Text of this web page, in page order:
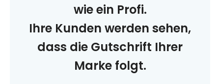
wie ein Profi.
Ihre Kunden werden sehen,
dass die Gutschrift Ihrer
Marke folgt.